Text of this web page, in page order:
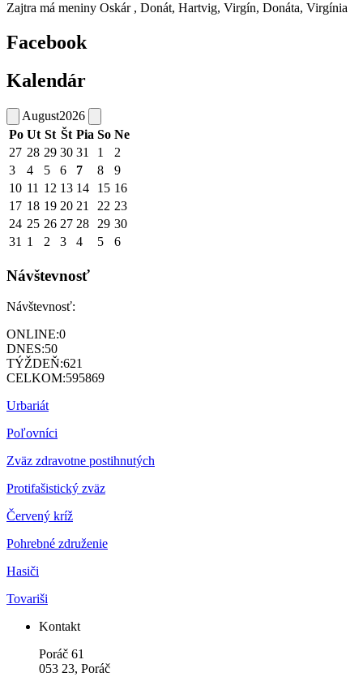
Zajtra má meniny Oskár , Donát, Hartvig, Virgín, Donáta, Virgínia
Facebook
Kalendár
August2026
Po Ut St Št Pia So Ne
27 28 29 30 31 1
2
3
4 5 6 7 8
9
10 11 12 13 14 15 16
17 18 19 20 21 22 23
24 25 26 27 28 29 30
31 1 2 3 4 5 6
Návštevnosť
Návštevnosť:
ONLINE:0
DNES:50
TÝŽDEŇ:621
CELKOM:595869
Urbariát
Poľovníci
Zväz zdravotne postihnutých
Protifašistický zväz
Červený kríž
Pohrebné združenie
Hasiči
Tovariši
Kontakt
Poráč 61
053 23, Poráč